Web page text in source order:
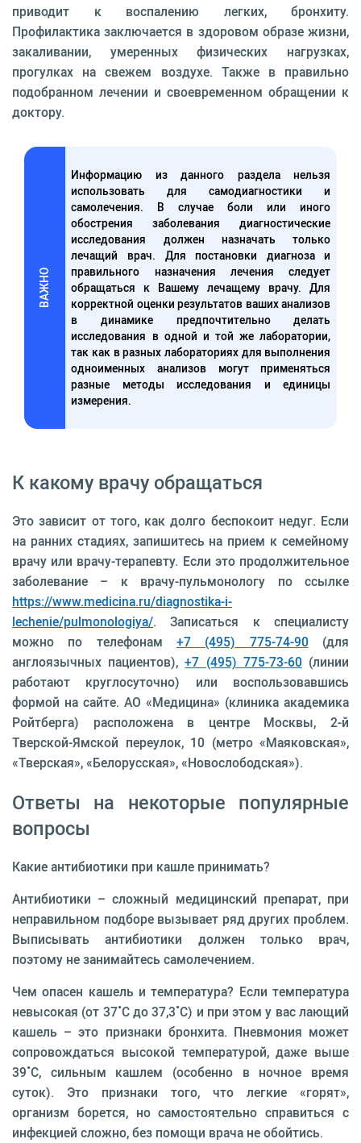
приводит к воспалению легких, бронхиту.
Профилактика заключается в здоровом образе жизни,
закаливании, умеренных физических нагрузках,
прогулках на свежем воздухе. Также в правильно
подобранном лечении и своевременном обращении к
доктору.
ВАЖНО
Информацию из данного раздела нельзя
использовать для самодиагностики и
самолечения. В случае боли или иного
обострения заболевания диагностические
исследования должен назначать только
лечащий врач. Для постановки диагноза и
правильного назначения лечения следует
обращаться к Вашему лечащему врачу. Для
корректной оценки результатов ваших анализов
в динамике предпочтительно делать
исследования в одной и той же лаборатории,
так как в разных лабораториях для выполнения
одноименных анализов могут применяться
разные методы исследования и единицы
измерения.
К какому врачу обращаться
Это зависит от того, как долго беспокоит недуг. Если
на ранних стадиях, запишитесь на прием к семейному
врачу или врачу-терапевту. Если это продолжительное
заболевание – к врачу-пульмонологу по ссылке
https://www.medicina.ru/diagnostika-i-
lechenie/pulmonologiya/. Записаться к специалисту
можно по телефонам +7 (495) 775-74-90(для
англоязычных пациентов),+7 (495) 775-73-60(линии
работают круглосуточно) или воспользовавшись
формой на сайте. АО «Медицина» (клиника академика
Ройтберга) расположена в центре Москвы, 2-й
Тверской-Ямской переулок, 10 (метро «Маяковская»,
«Тверская», «Белорусская», «Новослободская»).
Ответы на некоторые популярные
вопросы
Какие антибиотики при кашле принимать?
Антибиотики – сложный медицинский препарат, при
неправильном подборе вызывает ряд других проблем.
Выписывать антибиотики должен только врач,
поэтому не занимайтесь самолечением.
Чем опасен кашель и температура? Если температура
невысокая (от 37˚C до 37,3˚C) и при этом у вас лающий
кашель – это признаки бронхита. Пневмония может
сопровождаться высокой температурой, даже выше
39˚C, сильным кашлем (особенно в ночное время
суток). Это признаки того, что легкие «горят»,
организм борется, но самостоятельно справиться с
инфекцией сложно, без помощи врача не обойтись.